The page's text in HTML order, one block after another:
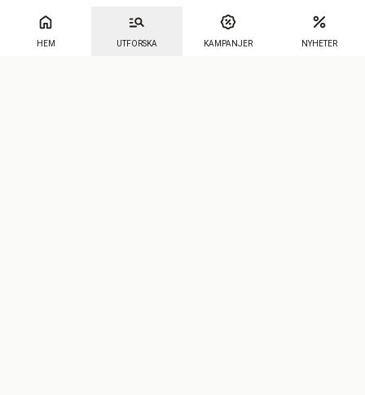
HEM UTFORSKA KAMPANJER NYHETER